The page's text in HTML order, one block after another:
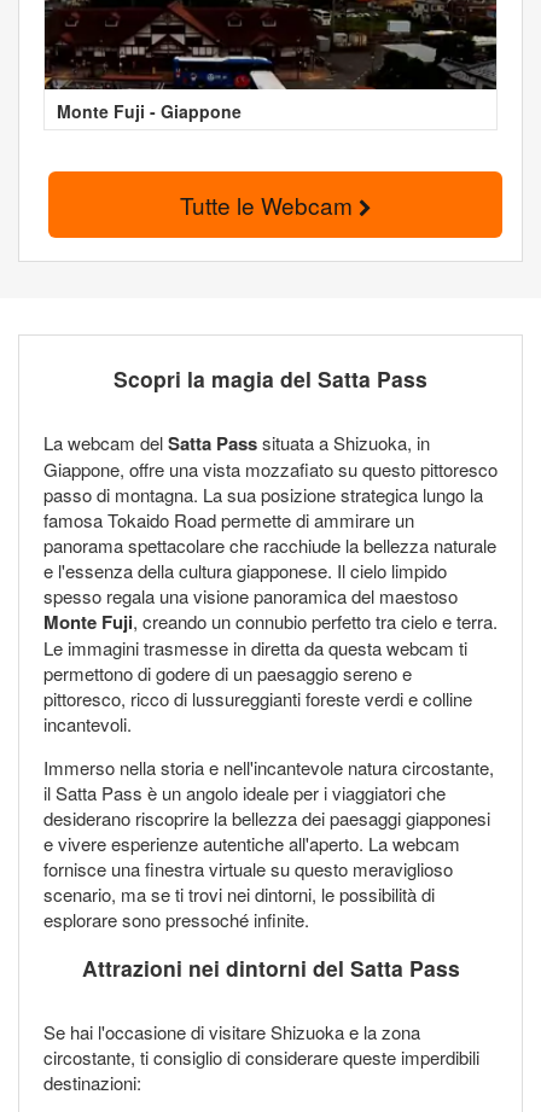
Monte Fuji - Giappone
Tutte le Webcam
Scopri la magia del Satta Pass
La webcam delSatta Passsituata a Shizuoka, in
Giappone, offre una vista mozzafiato su questo pittoresco
passo di montagna. La sua posizione strategica lungo la
famosa Tokaido Road permette di ammirare un
panorama spettacolare che racchiude la bellezza naturale
e l'essenza della cultura giapponese. Il cielo limpido
spesso regala una visione panoramica del maestoso
Monte Fuji, creando un connubio perfetto tra cielo e terra.
Le immagini trasmesse in diretta da questa webcam ti
permettono di godere di un paesaggio sereno e
pittoresco, ricco di lussureggianti foreste verdi e colline
incantevoli.
Immerso nella storia e nell'incantevole natura circostante,
il Satta Pass è un angolo ideale per i viaggiatori che
desiderano riscoprire la bellezza dei paesaggi giapponesi
e vivere esperienze autentiche all'aperto. La webcam
fornisce una finestra virtuale su questo meraviglioso
scenario, ma se ti trovi nei dintorni, le possibilità di
esplorare sono pressoché infinite.
Attrazioni nei dintorni del Satta Pass
Se hai l'occasione di visitare Shizuoka e la zona
circostante, ti consiglio di considerare queste imperdibili
destinazioni: